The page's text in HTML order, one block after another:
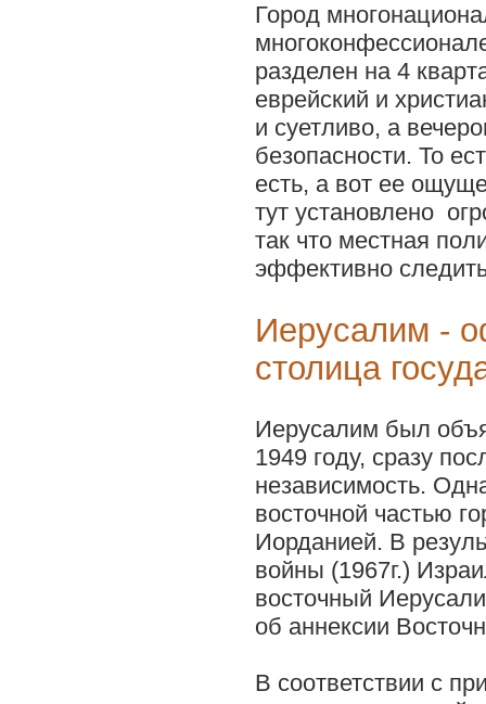
Город
разделен на 4
еврейский и
и суетливо, а
безопасности. То
есть, а вот ее
тут установлено
так что местная
эффективно
Иерусалим -
столица
Иерусалим был
1949 году, сразу
независимость.
восточной частью
Иорданией. В
войны (1967г.)
восточный
об аннексии
В соответствии с